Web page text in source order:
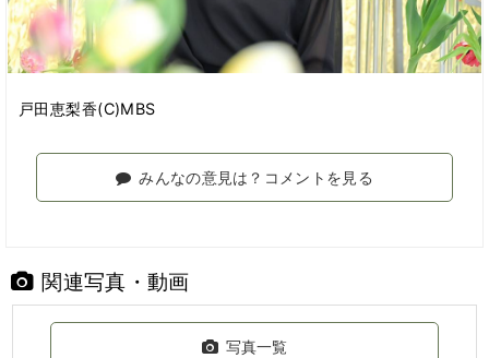
戸田恵梨香(C)MBS
みんなの意見は？コメントを見る
関連写真・動画
写真一覧